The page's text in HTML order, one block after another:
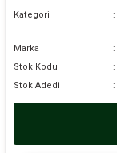
Kategori
Marka
Stok Kodu
Stok Adedi